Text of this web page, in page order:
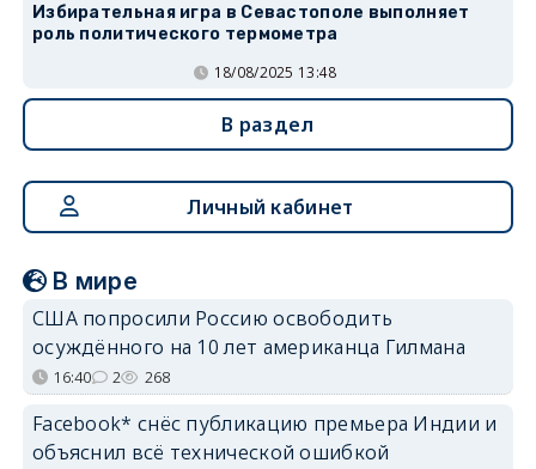
Избирательная игра в Севастополе выполняет
роль политического термометра
18/08/2025 13:48
В раздел
Личный кабинет
В мире
США попросили Россию освободить
осуждённого на 10 лет американца Гилмана
16:40 2 268
Facebook* снёс публикацию премьера Индии и
объяснил всё технической ошибкой